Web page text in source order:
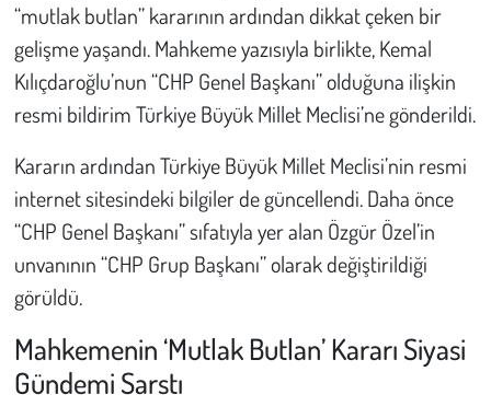
“mutlak butlan” kararının ardından dikkat çeken bir
gelişme yaşandı. Mahkeme yazısıyla birlikte, Kemal
Kılıçdaroğlu’nun “CHP Genel Başkanı” olduğuna ilişkin
resmi bildirim Türkiye Büyük Millet Meclisi’ne gönderildi.
Kararın ardından Türkiye Büyük Millet Meclisi’nin resmi
internet sitesindeki bilgiler de güncellendi. Daha önce
“CHP Genel Başkanı” sıfatıyla yer alan Özgür Özel’in
unvanının “CHP Grup Başkanı” olarak değiştirildiği
görüldü.
Mahkemenin ‘Mutlak Butlan’ Kararı Siyasi
Gündemi Sarstı
İnsan Hakları
Hayvan Hakları
Galeri
Günün İçinden
Vefat İlanları
Tarih